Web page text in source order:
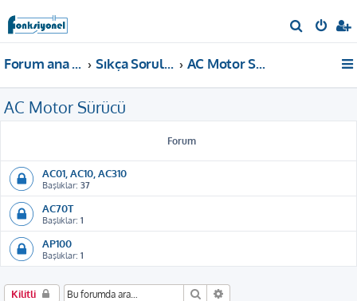
r
Forum ana sayfa Sıkça Sorulan Sorular AC Motor Sürücü
AC Motor Sürücü
Forum
AC01, AC10, AC310
Başlıklar: 37
AC70T
Başlıklar: 1
AP100
Başlıklar: 1
Kilitli Ara